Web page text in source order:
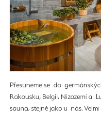
Přesuneme se do
Rakousku, Belgii, Nizozemí a
sauna, stejně jako u nás. Velmi